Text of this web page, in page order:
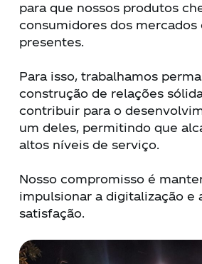
para que nossos produtos
consumidores dos mercados
presentes.
Para isso, trabalhamos
construção de relações
contribuir para o
um deles, permitindo que
altos níveis de serviço.
Nosso compromisso é
impulsionar a digitalização e
satisfação.